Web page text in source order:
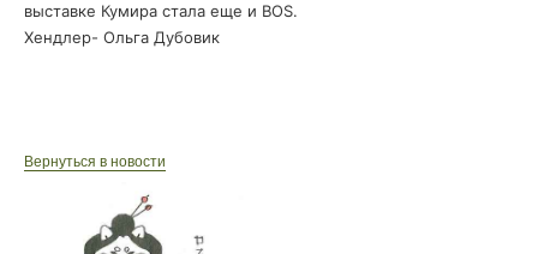
выставке Кумира стала еще и BOS.
Хендлер- Ольга Дубовик
Вернуться в новости